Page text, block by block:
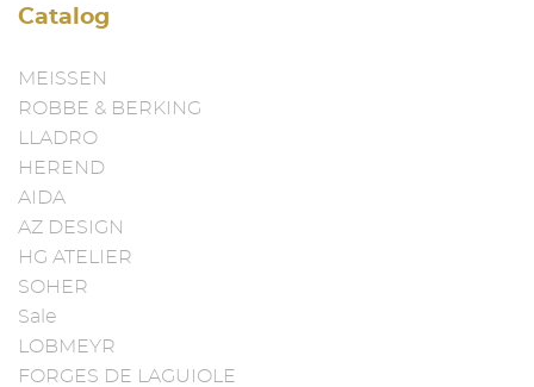
Catalog
MEISSEN
ROBBE & BERKING
LLADRO
HEREND
AIDA
AZ DESIGN
HG ATELIER
SOHER
Sale
LOBMEYR
FORGES DE LAGUIOLE